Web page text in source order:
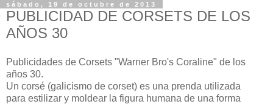
sábado, 19 de octubre de 2013
PUBLICIDAD DE CORSETS DE LOS
AÑOS 30
Publicidades de Corsets "Warner Bro's Coraline" de los
años 30.
Un corsé (galicismo de corset) es una prenda utilizada
para estilizar y moldear la figura humana de una forma